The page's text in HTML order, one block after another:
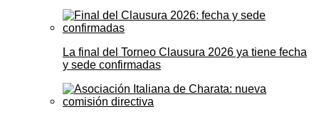
La final del Torneo Clausura 2026 ya tiene fecha
y sede confirmadas